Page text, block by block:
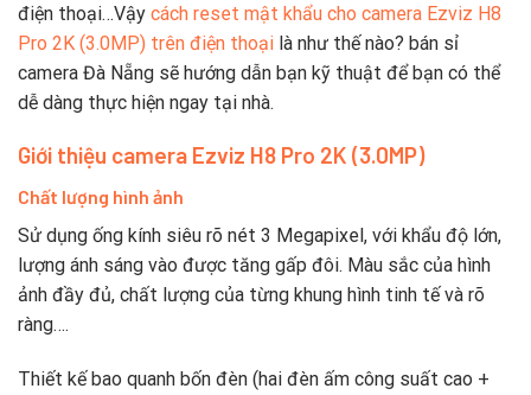
điện thoại…Vậy cách reset mật khẩu cho camera Ezviz H8
Pro 2K (3.0MP) trên điện thoại là như thế nào? bán sỉ
camera Đà Nẵng sẽ hướng dẫn bạn kỹ thuật để bạn có thể
dễ dàng thực hiện ngay tại nhà.
Giới thiệu camera Ezviz H8 Pro 2K (3.0MP)
Chất lượng hình ảnh
Sử dụng ống kính siêu rõ nét 3 Megapixel, với khẩu độ lớn,
lượng ánh sáng vào được tăng gấp đôi. Màu sắc của hình
ảnh đầy đủ, chất lượng của từng khung hình tinh tế và rõ
ràng….
Thiết kế bao quanh bốn đèn (hai đèn ấm công suất cao +